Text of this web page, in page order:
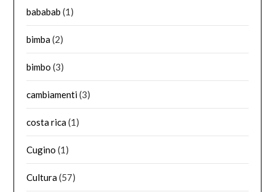
bababab (1)
bimba(2)
bimbo (3)
cambiamenti(3)
costa rica(1)
Cugino (1)
Cultura(57)